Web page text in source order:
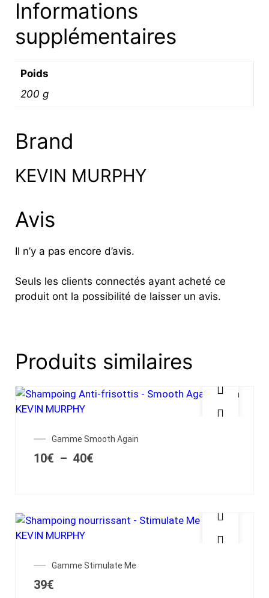
Informations
supplémentaires
Poids
200 g
Brand
KEVIN MURPHY
Avis
Il n’y a pas encore d’avis.
Seuls les clients connectés ayant acheté ce
produit ont la possibilité de laisser un avis.
Produits similaires
Gamme Smooth Again
10€ – 40€
Gamme Stimulate Me
39€